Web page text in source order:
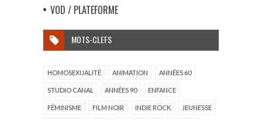
VOD / PLATEFORME
MOTS-CLEFS
HOMOSEXUALITÉ ANIMATION ANNÉES 60
STUDIO CANAL ANNÉES 90 ENFANCE
FÉMINISME FILM NOIR INDIE ROCK JEUNESSE